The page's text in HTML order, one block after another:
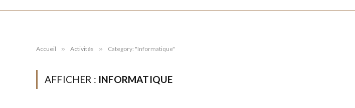
Accueil » Activités » Category: "Informatique"
AFFICHER : INFORMATIQUE